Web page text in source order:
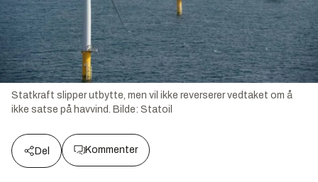
Statkraft slipper utbytte, men vil ikke reverserer vedtaket om å
ikke satse på havvind.
Bilde: Statoil
Del Kommenter